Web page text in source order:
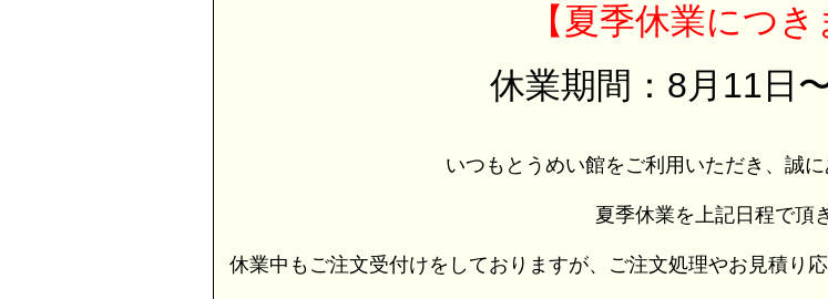
【夏季休業につき
休業期間：8月11日
いつもとうめい館をご利用いただき、誠に
夏季休業を上記日程で頂
休業中もご注文受付けをしておりますが、ご注文処理やお見積り